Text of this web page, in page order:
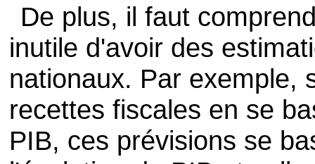
De plus, il faut
inutile d'avoir des
nationaux. Par exemple,
recettes fiscales en se
PIB, ces prévisions se